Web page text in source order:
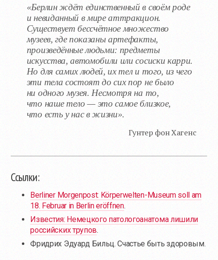
«Берлин ждёт единственный в своём роде
и невиданный в мире аттракцион.
Существует бессчётное множество
музеев, где показаны артефакты,
произведённые людьми: предметы
искусства, автомобили или сосиски карри.
Но для самих людей, их тел и того, из чего
эти тела состоят до сих пор не было
ни одного музея. Несмотря на то,
что наше тело — это самое близкое,
что есть у нас в жизни».
Гунтер фон Хагенс
Ссылки:
Berliner Morgenpost: Körperwelten-Museum soll am
18. Februar in Berlin eröffnen.
Известия: Немецкого патологоанатома лишили
российских трупов.
Фридрих Эдуард Бильц. Счастье быть здоровым.